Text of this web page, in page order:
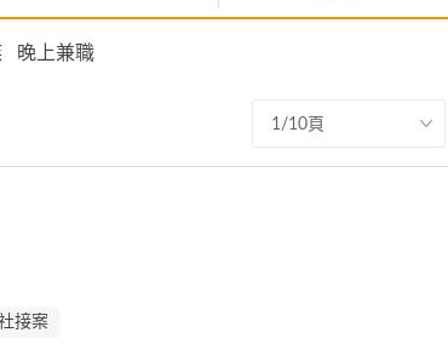
晚上兼職
1/10頁
接案